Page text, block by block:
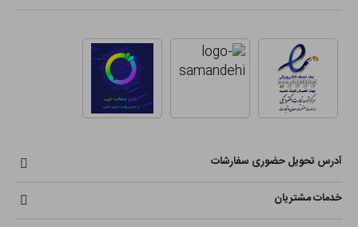
آدرس تحویل حضوری سفارشات
خدمات مشتریان